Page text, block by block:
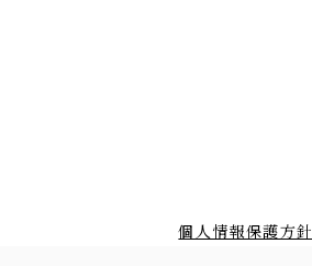
個人情報保護方針